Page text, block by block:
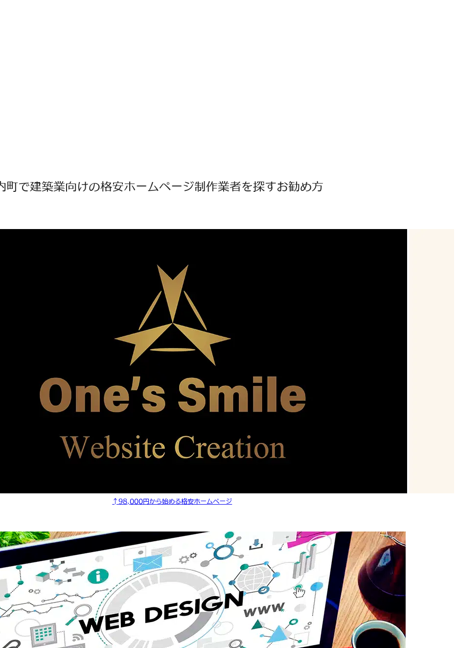
町で建築業向けの格安ホームページ制作業者を探すお勧め方
↑98,000円から始める格安ホームページ